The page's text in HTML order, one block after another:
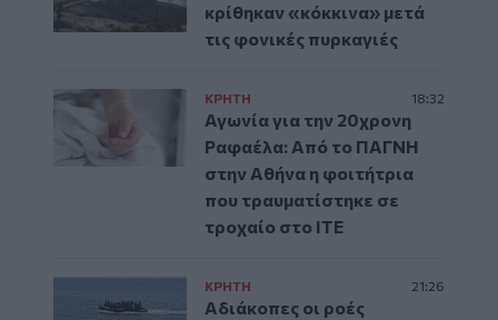
κρίθηκαν «κόκκινα» μετά
τις φονικές πυρκαγιές
ΚΡΗΤΗ 18:32
Αγωνία για την 20χρονη
Ραφαέλα: Από το ΠΑΓΝΗ
στην Αθήνα η φοιτήτρια
που τραυματίστηκε σε
τροχαίο στο ΙΤΕ
ΚΡΗΤΗ 21:26
Αδιάκοπες οι ροές